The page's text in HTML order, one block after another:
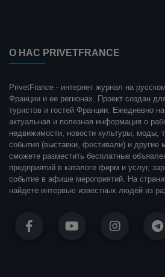
О НАС PRIVETFRANCE
PrivetFrance - интернет журнал на
Франции и ее регионах. Проект создан
туристов и гостей Франции. Ежедневно
актуальная и полезная информация о
недвижимости, новости культуры, моды,
события (выставки, фестивали) и другие
сможете разместить бесплатные
предприятий в каталоге фирм и услуг,
событие в афише мероприятий. На
найдете интервью известных людей из